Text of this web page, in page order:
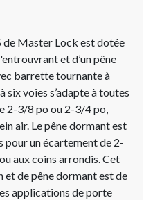
de Master Lock est dotée
et d’un pêne
barrette tournante à
voies s’adapte à toutes
2-3/8 po ou 2-3/4 po,
air. Le pêne dormant est
un écartement de 2-
aux coins arrondis. Cet
de pêne dormant est de
applications de porte